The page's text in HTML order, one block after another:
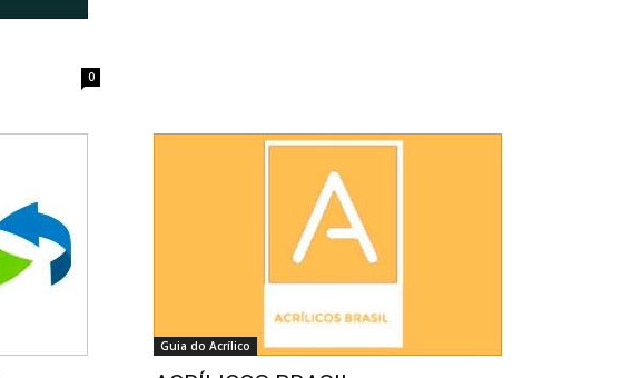
0
Guia do Acrílico